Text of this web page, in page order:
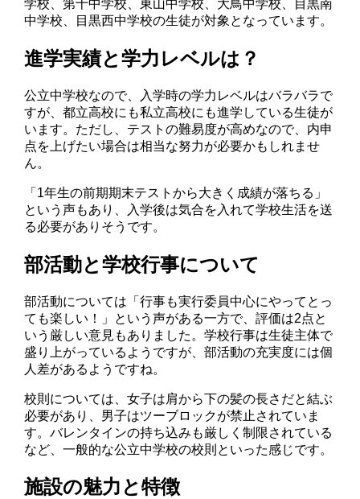
学校、第十中学校、東山中学校、大鳥中学校、目黒南
中学校、目黒西中学校の生徒が対象となっています。
進学実績と学力レベルは？
公立中学校なので、入学時の学力レベルはバラバラで
すが、都立高校にも私立高校にも進学している生徒が
います。ただし、テストの難易度が高めなので、内申
点を上げたい場合は相当な努力が必要かもしれませ
ん。
「1年生の前期期末テストから大きく成績が落ちる」
という声もあり、入学後は気合を入れて学校生活を送
る必要がありそうです。
部活動と学校行事について
部活動については「行事も実行委員中心にやってとっ
ても楽しい！」という声がある一方で、評価は2点と
いう厳しい意見もありました。学校行事は生徒主体で
盛り上がっているようですが、部活動の充実度には個
人差があるようですね。
校則については、女子は肩から下の髪の長さだと結ぶ
必要があり、男子はツーブロックが禁止されていま
す。バレンタインの持ち込みも厳しく制限されている
など、一般的な公立中学校の校則といった感じです。
施設の魅力と特徴